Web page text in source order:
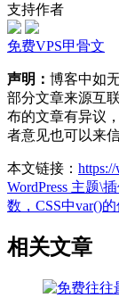
支持作者
免费VPS甲骨文
声明： 博客中如
部分文章来源互
布的文章有异议
者意见也可以来
本文链接：
WordPress 主题\
数，CSS中var()的
相关文章